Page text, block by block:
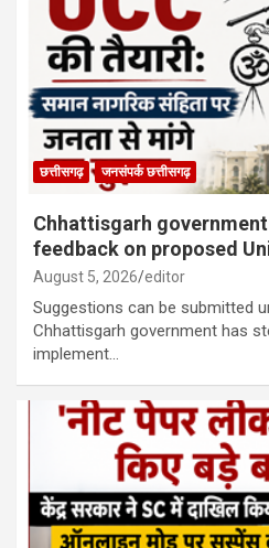
छत्तीसगढ़ जनसंपर्क छत्तीसगढ़
Chhattisgarh
feedback on proposed
August 5, 2026 editor
Suggestions can be submitted
Chhattisgarh government has
implement…